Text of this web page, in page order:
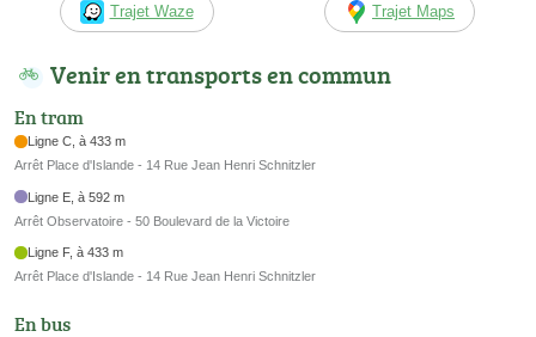
Trajet Waze Trajet Maps
Venir en transports en commun
En tram
Ligne C, à 433 m
Arrêt Place d'Islande - 14 Rue Jean Henri Schnitzler
Ligne E, à 592 m
Arrêt Observatoire - 50 Boulevard de la Victoire
Ligne F, à 433 m
Arrêt Place d'Islande - 14 Rue Jean Henri Schnitzler
En bus